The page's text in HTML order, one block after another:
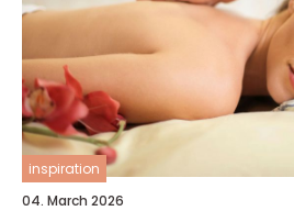
inspiration
04. March 2026